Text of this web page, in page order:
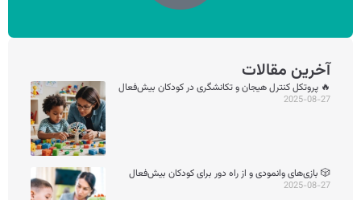
آخرین مقالات
🔥 پروتکل کنترل هیجان و تکانشگری در کودکان بیش‌فعال
2025-08-27
🎲 بازی‌های وانمودی و از راه دور برای کودکان بیش‌فعال
2025-08-27